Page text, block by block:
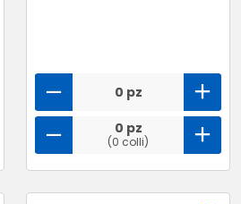
0 pz
0 pz
(0 colli)